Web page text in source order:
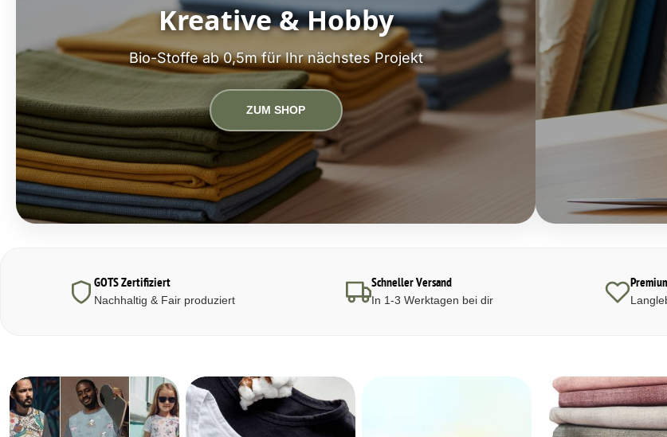
Kreative & Hobby
Bio-Stoffe ab 0,5m für Ihr nächstes Projekt
ZUM SHOP
GOTS Zertifiziert
Nachhaltig & Fair produziert
Schneller Versand
In 1-3 Werktagen bei dir